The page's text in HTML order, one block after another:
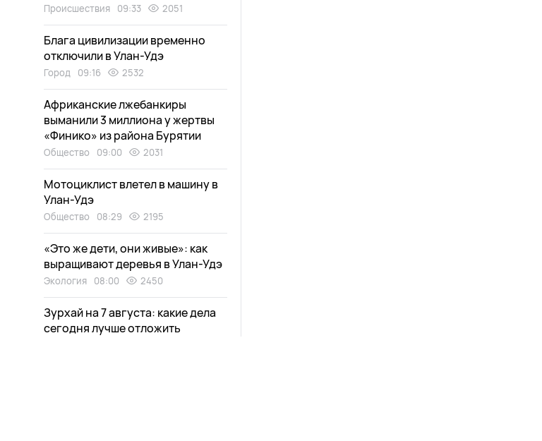
Происшествия 09:33 2051
Блага цивилизации временно
отключили в Улан-Удэ
Город 09:16 2532
Африканские лжебанкиры
выманили 3 миллиона у жертвы
«Финико» из района Бурятии
Общество 09:00 2031
Мотоциклист влетел в машину в
Улан-Удэ
Общество 08:29 2195
«Это же дети, они живые»: как
выращивают деревья в Улан-Удэ
Экология 08:00 2450
Зурхай на 7 августа: какие дела
сегодня лучше отложить